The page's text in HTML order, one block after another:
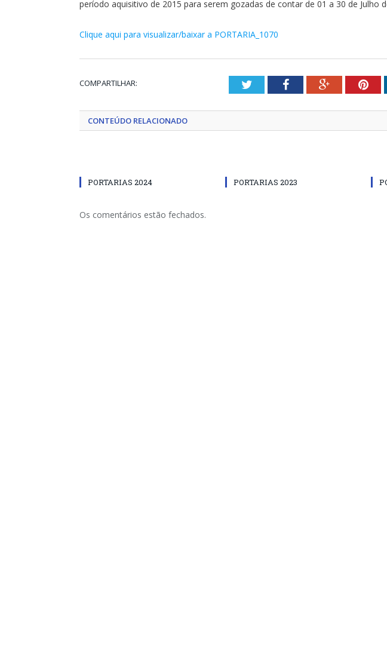
período aquisitivo de 2015 para serem gozadas de contar de 01 a 30 de Julho
Clique aqui para visualizar/baixar a PORTARIA_1070
COMPARTILHAR: TwitterFacebookGoogle+
CONTEÚDO RELACIONADO
PORTARIAS 2024 PORTARIAS 2023
Os comentários estão fechados.